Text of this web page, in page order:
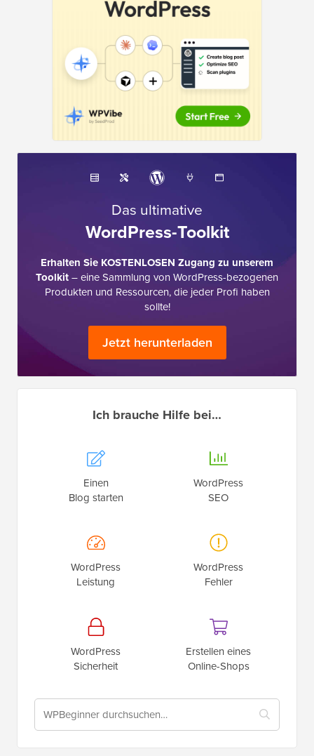
Das ultimative
WordPress-Toolkit
Erhalten Sie KOSTENLOSEN Zugang zu unserem
Toolkit– eine Sammlung von WordPress-bezogenen
Produkten und Ressourcen, die jeder Profi haben
sollte!
Jetzt herunterladen
Ich brauche Hilfe bei…
Einen
Blog starten
WordPress
SEO
WordPress
Leistung
WordPress
Fehler
WordPress
Sicherheit
Erstellen eines
Online-Shops